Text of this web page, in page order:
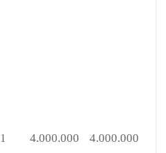
1 4.000.000 4.000.000